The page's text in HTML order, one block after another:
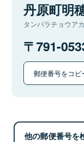
丹原町明
タンバラチョウア
791-
郵便番号をコピ
他の郵便番号を